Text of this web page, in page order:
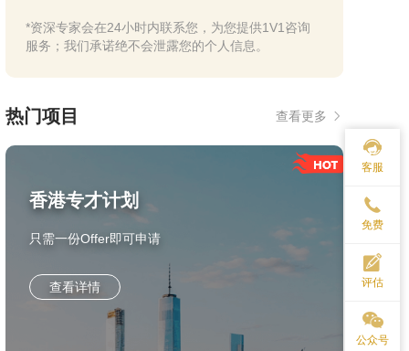
*资深专家会在24小时内联系您，为您提供1V1咨询
服务；我们承诺绝不会泄露您的个人信息。
热门项目 查看更多
香港专才计划
只需一份Offer即可申请
查看详情
客服
免费
评估
公众号